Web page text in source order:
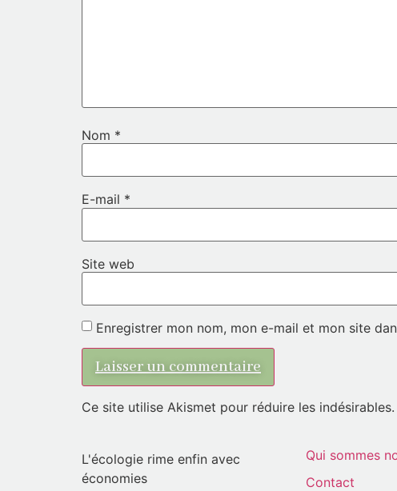
Nom *
E-mail *
Site web
Enregistrer mon nom, mon e-mail et mon site
Ce site utilise Akismet pour réduire les indésirables.
L'écologie rime enfin avec
économies
Qui sommes
Contact